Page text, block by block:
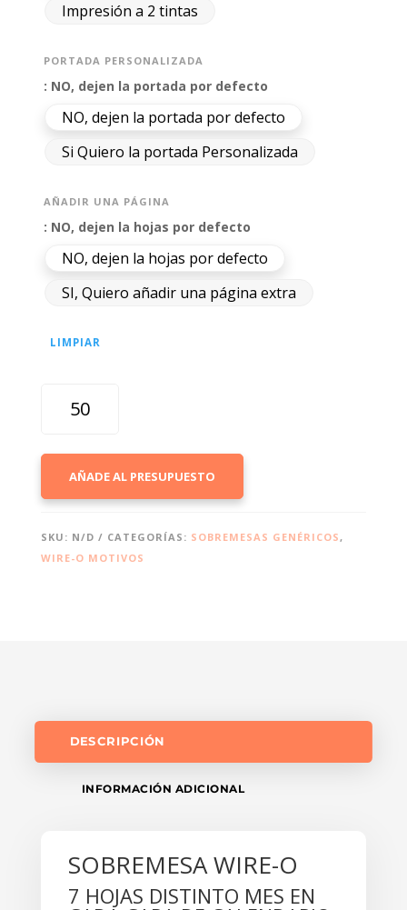
Impresión a 2 tintas
PORTADA PERSONALIZADA
: NO, dejen la portada por defecto
NO, dejen la portada por defecto
Si Quiero la portada Personalizada
AÑADIR UNA PÁGINA
: NO, dejen la hojas por defecto
NO, dejen la hojas por defecto
SI, Quiero añadir una página extra
LIMPIAR
DE
COCHES
CLÁSICOS
AÑADE AL PRESUPUESTO
SKU: N/D CATEGORÍAS: SOBREMESAS GENÉRICOS,
WIRE-O MOTIVOS
DESCRIPCIÓN
INFORMACIÓN ADICIONAL
SOBREMESA WIRE-O
7 HOJAS DISTINTO MES EN